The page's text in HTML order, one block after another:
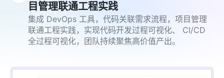
目管理联通工程实践
集成 DevOps 工具，代码关联需求流程，项目管理
联通工程实践，实现代码开发过程可视化、 CI/CD
全过程可视化，团队持续聚焦高价值产出。